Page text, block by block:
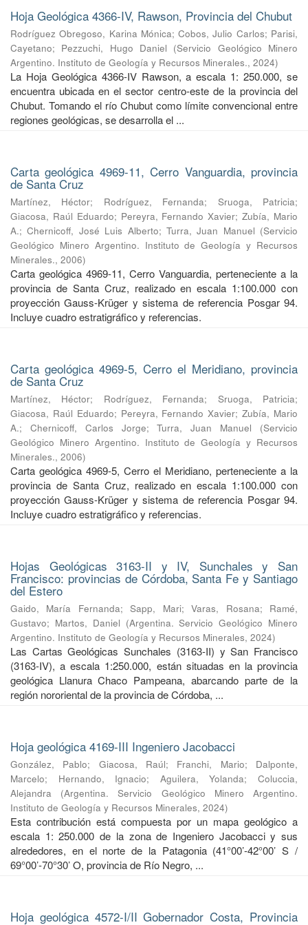
Hoja Geológica 4366-IV, Rawson, Provincia del Chubut
Rodríguez Obregoso, Karina Mónica;Cobos, Julio Carlos; Parisi,
Cayetano; Pezzuchi, Hugo Daniel (Servicio Geológico Minero
Argentino. Instituto de Geología y Recursos Minerales., 2024)
La Hoja Geológica 4366-IV Rawson, a escala 1: 250.000, se
encuentra ubicada en el sector centro-este de la provincia del
Chubut. Tomando el río Chubut como límite convencional entre
regiones geológicas, se desarrolla el ...
Carta geológica 4969-11, Cerro Vanguardia, provincia
de Santa Cruz
Martínez, Héctor; Rodríguez, Fernanda; Sruoga, Patricia;
Giacosa, Raúl Eduardo; Pereyra, Fernando Xavier;Zubía, Mario
A.;Chernicoff, José Luis Alberto; Turra, Juan Manuel (Servicio
Geológico Minero Argentino. Instituto de Geología y Recursos
Minerales., 2006)
Carta geológica 4969-11, Cerro Vanguardia, perteneciente a la
provincia de Santa Cruz, realizado en escala 1:100.000 con
proyección Gauss-Krüger y sistema de referencia Posgar 94.
Incluye cuadro estratigráfico y referencias.
Carta geológica 4969-5, Cerro el Meridiano, provincia
de Santa Cruz
Martínez, Héctor; Rodríguez, Fernanda; Sruoga, Patricia;
Giacosa, Raúl Eduardo; Pereyra, Fernando Xavier;Zubía, Mario
A.; Chernicoff, Carlos Jorge;Turra, Juan Manuel (Servicio
Geológico Minero Argentino. Instituto de Geología y Recursos
Minerales., 2006)
Carta geológica 4969-5, Cerro el Meridiano, perteneciente a la
provincia de Santa Cruz, realizado en escala 1:100.000 con
proyección Gauss-Krüger y sistema de referencia Posgar 94.
Incluye cuadro estratigráfico y referencias.
Hojas Geológicas 3163-II y IV, Sunchales y San
Francisco: provincias de Córdoba, Santa Fe y Santiago
del Estero
Gaido, María Fernanda;Sapp, Mari;Varas, Rosana; Ramé,
Gustavo; Martos, Daniel (Argentina. Servicio Geológico Minero
Argentino. Instituto de Geología y Recursos Minerales, 2024)
Las Cartas Geológicas Sunchales (3163-II) y San Francisco
(3163-IV), a escala 1:250.000, están situadas en la provincia
geológica Llanura Chaco Pampeana, abarcando parte de la
región nororiental de la provincia de Córdoba, ...
Hoja geológica 4169-III Ingeniero Jacobacci
González, Pablo; Giacosa, Raúl; Franchi, Mario; Dalponte,
Marcelo; Hernando, Ignacio; Aguilera, Yolanda;Coluccia,
Alejandra
(Argentina. Servicio Geológico Minero Argentino.
Instituto de Geología y Recursos Minerales, 2024)
Esta contribución está compuesta por un mapa geológico a
escala 1: 250.000 de la zona de Ingeniero Jacobacci y sus
alrededores, en el norte de la Patagonia (41°00’-42°00’ S /
69°00’-70°30’ O, provincia de Río Negro, ...
Hoja geológica 4572-I/II Gobernador Costa, Provincia